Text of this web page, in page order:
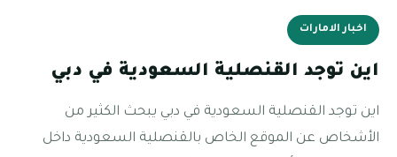
اخبار الامارات
اين توجد القنصلية السعودية في دبي
اين توجد القنصلية السعودية في دبي يبحث الكثير من
الأشخاص عن الموقع الخاص بالقنصلية السعودية داخل